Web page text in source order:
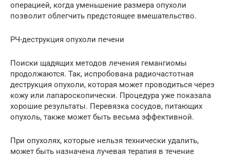
операцией, когда уменьшение размера опухоли
позволит облегчить предстоящее вмешательство.
РЧ-деструкция опухоли печени
Поиски щадящих методов лечения гемангиомы
продолжаются. Так, испробована радиочастотная
деструкция опухоли, которая может проводиться через
кожу или лапароскопически. Процедура уже показала
хорошие результаты. Перевязка сосудов, питающих
опухоль, также может быть весьма эффективной.
При опухолях, которые нельзя технически удалить,
может быть назначена лучевая терапия в течение